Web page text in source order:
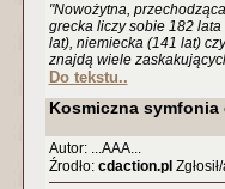
"Nowożytna,
grecka liczy sobie 182
lat), niemiecka (141 lat)
znajdą wiele
Do tekstu..
Kosmiczna
Autor: ...AAA...
Źrodło: cdaction.pl